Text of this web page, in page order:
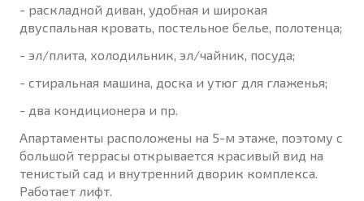
- раскладной диван, удобная и широкая
двуспальная кровать, постельное белье, полотенца;
- эл/плита, холодильник, эл/чайник, посуда;
- стиральная машина, доска и утюг для глаженья;
- два кондиционера и пр.
Апартаменты расположены на 5-м этаже, поэтому с
большой террасы открывается красивый вид на
тенистый сад и внутренний дворик комплекса.
Работает лифт.